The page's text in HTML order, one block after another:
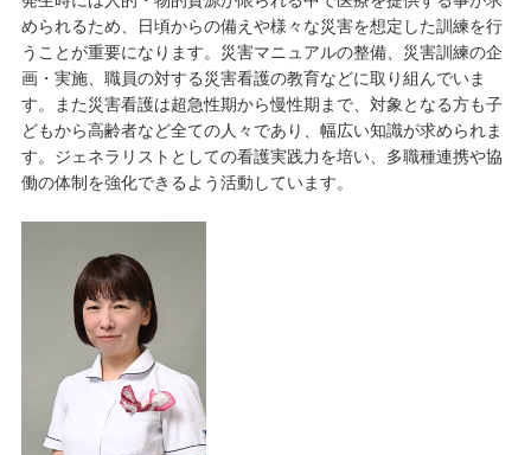
められるため、日頃からの備えや様々な災害を想定した訓練を行
うことが重要になります。災害マニュアルの整備、災害訓練の企
画・実施、職員の対する災害看護の教育などに取り組んでいま
す。また災害看護は超急性期から慢性期まで、対象となる方も子
どもから高齢者など全ての人々であり、幅広い知識が求められま
す。ジェネラリストとしての看護実践力を培い、多職種連携や協
働の体制を強化できるよう活動しています。